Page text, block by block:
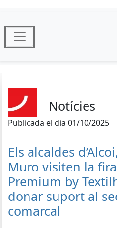
Notícies
Publicada el dia 01/10/2025
Els alcaldes
Muro visiten la
Premium by
donar suport al
comarcal